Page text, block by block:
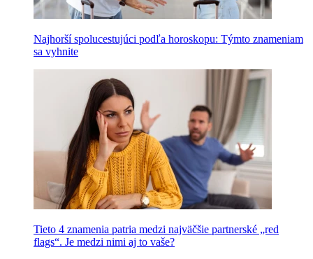
Najhorší spolucestujúci podľa horoskopu: Týmto znameniam
sa vyhnite
Tieto 4 znamenia patria medzi najväčšie partnerské „red
flags“. Je medzi nimi aj to vaše?